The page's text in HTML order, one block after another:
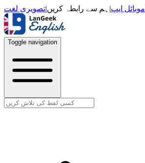
موبائل ایپ| ہم سے رابطہ کریں|تصویری لغت
Toggle navigation